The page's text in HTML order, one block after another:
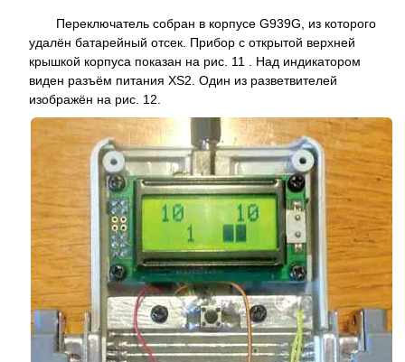
Переключатель собран в корпусе G939G, из которого
удалён батарейный отсек. Прибор с открытой верхней
крышкой корпуса показан на рис. 11 . Над индикатором
виден разъём питания XS2. Один из разветвителей
изображён на рис. 12.